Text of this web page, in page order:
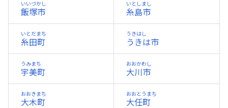
飯塚市
いいづかし
糸島市
いとしまし
糸田町
いとだまち
うきは市
うきはし
宇美町
うみまち
大川市
おおかわし
大木町
おおきまち
大任町
おおとうまち